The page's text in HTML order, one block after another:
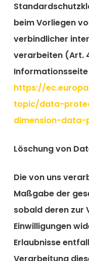
beim Vorliegen
verbindlicher
verarbeiten (Art.
Informationsseite
https://
topic/data-
dimension-
Löschung von
Die von uns
Maßgabe der
sobald deren zur
Einwilligungen
Erlaubnisse